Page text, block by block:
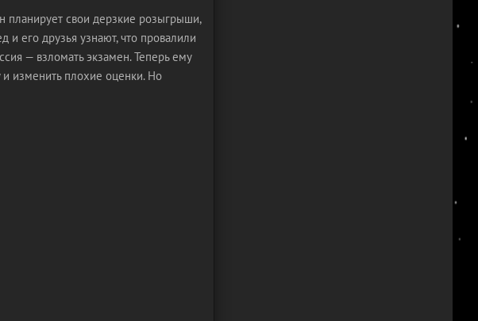
планирует свои дерзкие розыгрыши,
и его друзья узнают, что провалили
— взломать экзамен. Теперь ему
и изменить плохие оценки. Но